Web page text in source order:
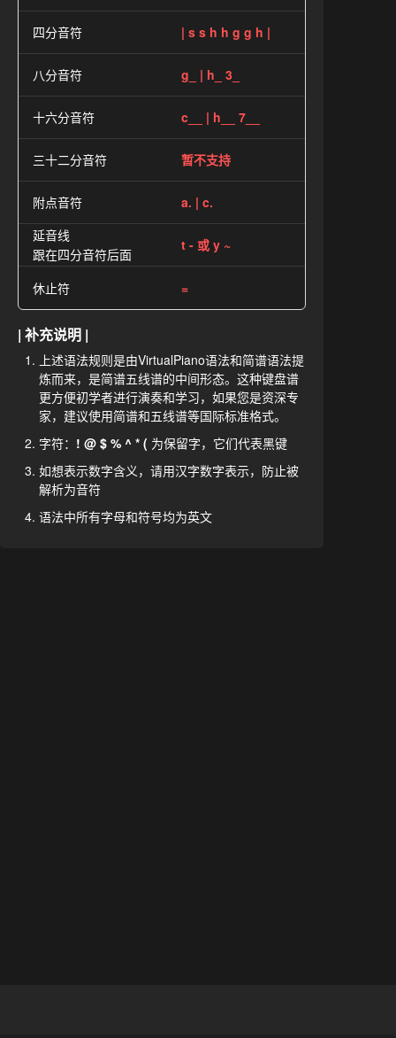
四分音符 | s s h h g g h |
八分音符 g_ | h_ 3_
十六分音符 c__ | h__ 7__
三十二分音符 暂不支持
附点音符
a. | c.
延音线
跟在四分音符后面
t - 或 y ~
休止符 =
| 补充说明 |
上述语法规则是由VirtualPiano语法和简谱语法提
炼而来，是简谱五线谱的中间形态。这种键盘谱
更方便初学者进行演奏和学习，如果您是资深专
家，建议使用简谱和五线谱等国际标准格式。
字符： ! @ $ % ^ * ( 为保留字，它们代表黑键
如想表示数字含义，请用汉字数字表示，防止被
解析为音符
语法中所有字母和符号均为英文